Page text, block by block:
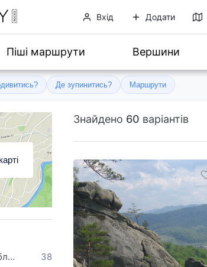
Вхід Додати
Піші маршрути Вершини
Де зупинитись? Маршрути
Івано-Франківська область
38
Знайдено 60 варіантів